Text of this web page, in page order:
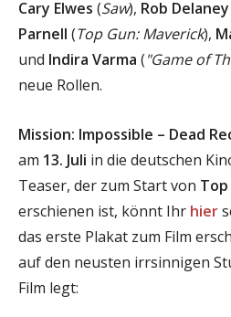
Cary Elwes (Saw), Rob Delaney
Parnell (Top Gun: Maverick),
und Indira Varma ("Game of
neue Rollen.
Mission: Impossible – Dead
am 13. Juli in die deutschen
Teaser, der zum Start von
erschienen ist, könnt Ihr hier
das erste Plakat zum Film
auf den neusten irrsinnigen
Film legt: